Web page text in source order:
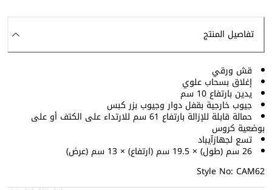
تفاصيل المنتج
قش ورقي
إغلاق بسحاب علوي
يدين بارتفاع 10 سم
جيوب خارجية بقفل دوار وجيوب بزر كبس
حمالة قابلة للإزالة بارتفاع 61 سم للارتداء على الكتف أو على
بوضعية كروس
تسع لجهازآيباد
26 سم (طول) × 19.5 سم (ارتفاع) × 13 سم (عرض)
Style No: CAM62